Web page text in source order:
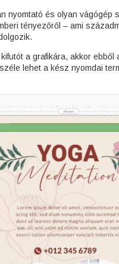
nyomtató és olyan vágógép
tényezőről – ami
a grafikára, akkor ebből
lehet a kész nyomdai